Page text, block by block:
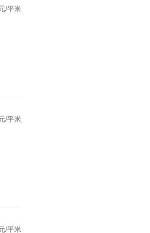
/平米
/平米
/平米